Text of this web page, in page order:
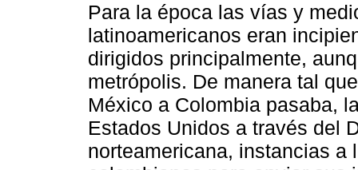
Para la época las vías y
latinoamericanos eran
dirigidos principalmente,
metrópolis. De manera tal
México a Colombia pasaba,
Estados Unidos a través del
norteamericana, instancias a